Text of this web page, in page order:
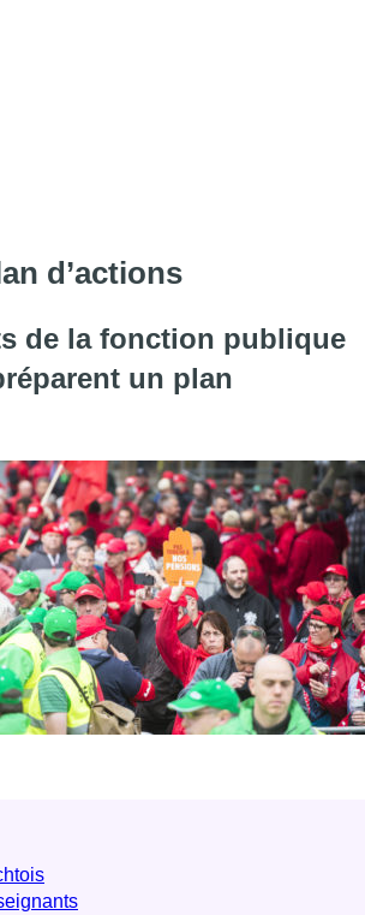
d’actions
de la fonction publique
un plan
l'article "Les syndicats de la